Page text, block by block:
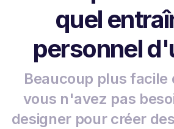
quel
personnel
Beaucoup plus facile
vous n'avez pas
designer pour créer